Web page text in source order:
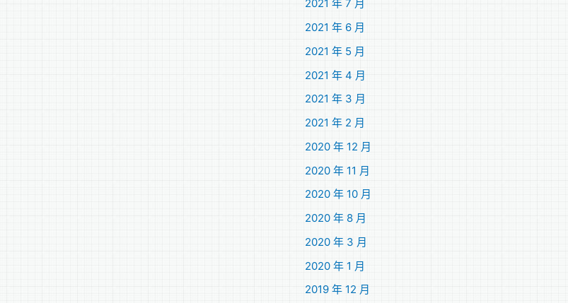
2021 年 7 月
2021 年 6 月
2021 年 5 月
2021 年 4 月
2021 年 3 月
2021 年 2 月
2020 年 12 月
2020 年 11 月
2020 年 10 月
2020 年 8 月
2020 年 3 月
2020 年 1 月
2019 年 12 月